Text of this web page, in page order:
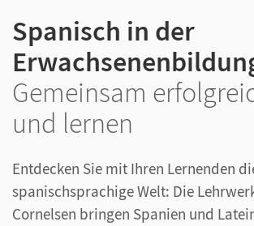
Spanisch in der
Gemeinsam
und lernen
Entdecken Sie mit Ihren Lernenden
spanischsprachige Welt: Die
Cornelsen bringen Spanien und